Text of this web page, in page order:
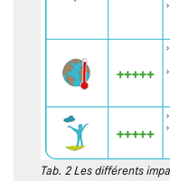
Tab. 2 Les différents